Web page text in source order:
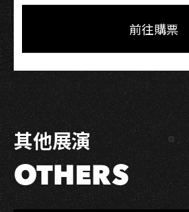
on
on
Link
前往購票
其他展演
OTHERS